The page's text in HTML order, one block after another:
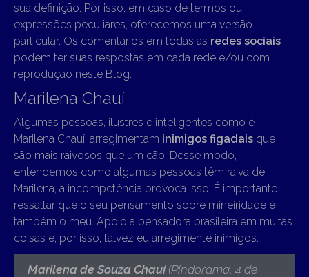
sua definição. Por isso, em caso de termos ou
expressões peculiares, oferecemos uma versão
particular. Os comentários em todas as redes sociais
podem ter suas respostas em cada rede e/ou com
reprodução neste Blog.
Marilena Chauí
Algumas pessoas, ilustres e inteligentes como é
Marilena Chauí, arregimentam inimigos figadais que
são mais raivosos que um cão. Desse modo,
entendemos como algumas pessoas têm raiva de
Marilena, a incompetência provoca isso. É importante
ressaltar que o seu pensamento sobre mineiridade é
também o meu. Apoio a pensadora brasileira em muitas
coisas e, por isso, talvez eu arregimente inimigos.
Marilena de Souza Chauí(Pindorama, 4 de